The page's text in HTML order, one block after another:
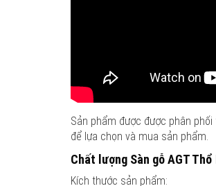
Sản phẩm được được phân
để lựa chọn và mua sản phẩm.
Chất lượng Sàn gỗ AGT Thổ
Kích thước sản phẩm: